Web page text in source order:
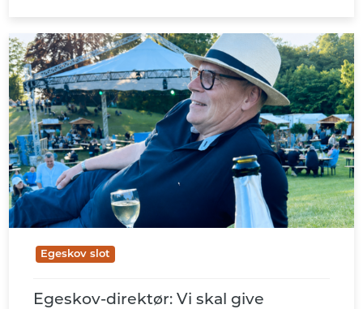
Egeskov slot
Egeskov-direktør: Vi skal give